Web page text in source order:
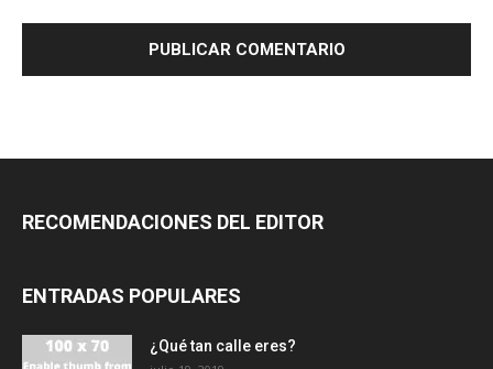
RECOMENDACIONES DEL EDITOR
ENTRADAS POPULARES
¿Qué tan calle eres?